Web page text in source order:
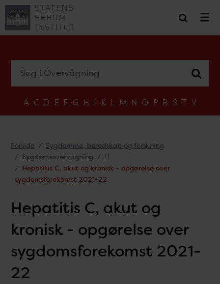
A C D E F G H I K L M N O P R S T V
Forside
Sygdomme, beredskab og forskning
Sygdomsovervågning
H
Hepatitis C, akut og kronisk - opgørelse over
sygdomsforekomst 2021-22
Hepatitis C, akut og
kronisk - opgørelse over
sygdomsforekomst 2021-
22